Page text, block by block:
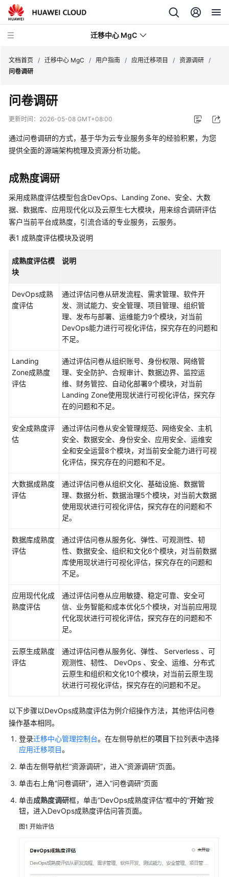
迁移中心 MgC
最
新
动
产
介
绍
快
速
门
用
户
南
权
限
置
用
项
目
述
程
分
析
资
调
研
线
调
文档首页 / 迁移中心 MgC / 用户指南 / 应用迁移项目 / 资源调研 /
问卷调研
问卷调研
更新时间： 2026-05-08 GMT+08:00
通过问卷调研的方式，基于华为云专业服务多年的经验积累，为您
提供全面的源端架构梳理及资源分析功能。
成熟度调研
采用成熟度评估模型包含DevOps、Landing Zone、安全、大数
据、数据库、应用现代化以及云原生七大模块，用来综合调研评估
客户当前平台成熟度，引流合适的专业服务，云服务。
表1 成熟度评估模块及说明
成熟度评估模
块
说明
DevOps成熟
度评估
通过评估问卷从研发流程、需求管理、软件开
发、测试能力、安全管理、项目管理、组织管
理、发布与部署、运维能力9个模块，对当前
DevOps能力进行可视化评估，探究存在的问题和
不足。
Landing
Zone成熟度
评估
通过评估问卷从组织账号、身份权限、网络管
理、安全防护、合规审计、数据边界、监控运
维、财务管控、自动化部署9个模块，对当前
Landing Zone使用现状进行可视化评估，探究存
在的问题和不足。
安全成熟度评
估
通过评估问卷从安全管理规范、网络安全、主机
安全、数据安全、身份安全、应用安全、运维安
全和安全运营8个模块，对当前安全能力进行可视
化评估，探究存在的问题和不足。
大数据成熟度
评估
通过评估问卷从组织文化、基础设施、数据管
理、数据分析、数据治理5个模块，对当前大数据
使用现状进行可视化评估，探究存在的问题和不
足。
数据库成熟度
评估
通过评估问卷从服务化、弹性、可观测性、韧
性、数据安全、组织和文化6个模块，对当前数据
库使用现状进行可视化评估，探究存在的问题和
不足。
应用现代化成
熟度评估
通过评估问卷从应用敏捷、稳定可靠、安全可
信、业务智能和成本优化5个模块，对当前应用现
代化现状进行可视化评估，探究存在的问题和不
足。
云原生成熟度
评估
通过评估问卷从服务化、弹性、 Serverless 、可
观测性、韧性、 DevOps 、安全、运维、分布式
云原生和组织和文化10个模块，对当前云原生现
状进行可视化评估，探究存在的问题和不足。
以下步骤以DevOps成熟度评估为例介绍操作方法，其他评估问卷
操作基本相同。
登录迁移中心管理控制台。在左侧导航栏的项目下拉列表中选择
应用迁移项目。
单击左侧导航栏“资源调研”，进入“资源调研”页面。
单击右上角“问卷调研”，进入“问卷调研”页面
单击成熟度调研框，单击“DevOps成熟度评估”框中的“开始”按
钮，进入DevOps成熟度评估问答页面。
图1 开始评估